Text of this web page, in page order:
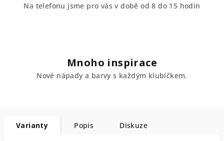
Na telefonu jsme pro vás v době od 8 do 15 hodin
Mnoho inspirace
Nové nápady a barvy s každým klubíčkem.
Varianty Popis Diskuze